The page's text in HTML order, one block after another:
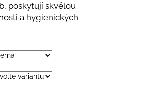
poskytují skvělou
a hygienických